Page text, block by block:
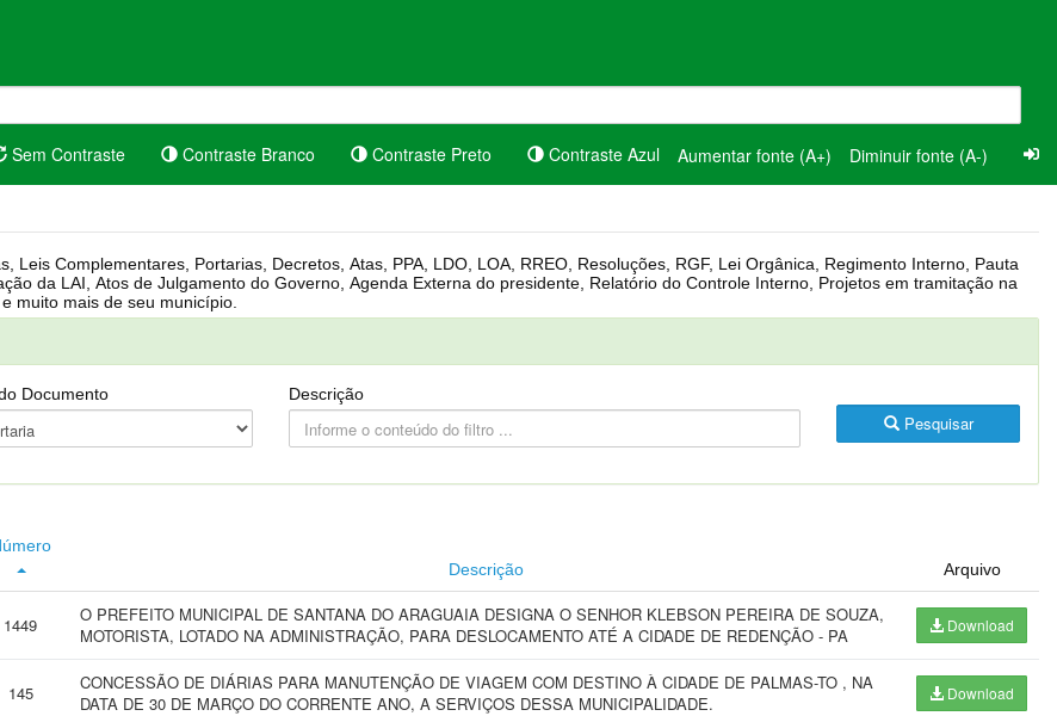
Sem Contraste Contraste Branco Contraste Preto Contraste Azul Aumentar fonte (A+) Diminuir fonte (A-)
Interno, Pauta
Câmara, Controle dos bens públicos e muito mais de seu município.
Documento Descrição
Pesquisar
Descrição
Arquivo
1449
O PREFEITO MUNICIPAL DE SANTANA DO ARAGUAIA DESIGNA O SENHOR KLEBSON PEREIRA DE SOUZA,
MOTORISTA, LOTADO NA ADMINISTRAÇÃO, PARA DESLOCAMENTO ATÉ A CIDADE DE REDENÇÃO - PA
Download
145
CONCESSÃO DE DIÁRIAS PARA MANUTENÇÃO DE VIAGEM COM DESTINO À CIDADE DE PALMAS-TO , NA
DATA DE 30 DE MARÇO DO CORRENTE ANO, A SERVIÇOS DESSA MUNICIPALIDADE.
Download